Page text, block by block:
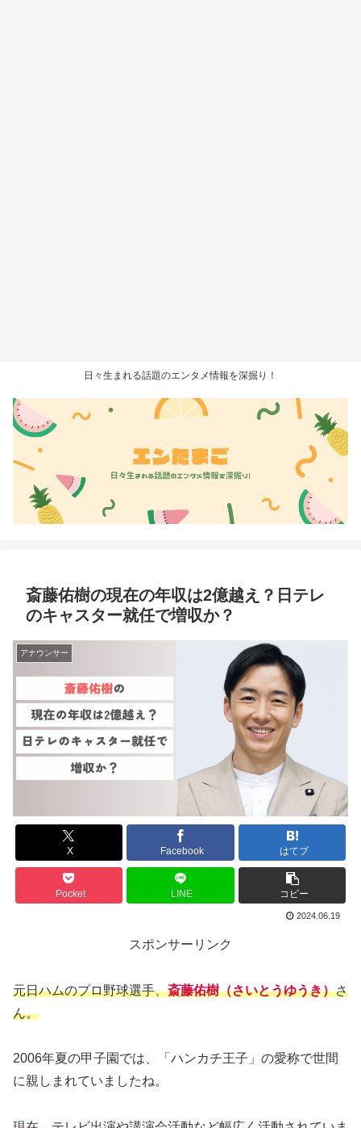
日々生まれる話題のエンタメ情報を深掘り！
斎藤佑樹の現在の年収は2億越え？日テレ
のキャスター就任で増収か？
アナウンサー
X Facebook はてブ
Pocket LINE コピー
2024.06.19
スポンサーリンク
元日ハムのプロ野球選手、斎藤佑樹（さいとうゆうき）さ
ん。
2006年夏の甲子園では、「ハンカチ王子」の愛称で世間
に親しまれていましたね。